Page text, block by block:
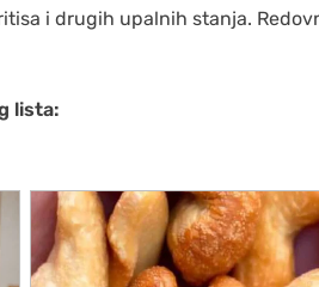
i drugih upalnih stanja.
lista: